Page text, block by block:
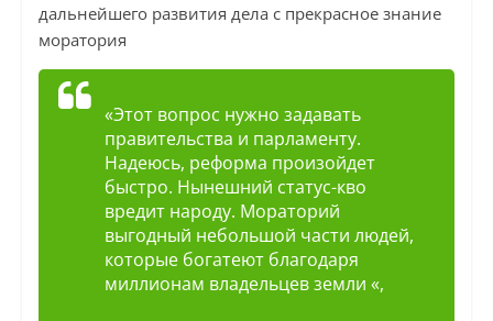
дальнейшего развития дела с прекрасное знание
моратория
«Этот вопрос нужно задавать
правительства и парламенту.
Надеюсь, реформа произойдет
быстро. Нынешний статус-кво
вредит народу. Мораторий
выгодный небольшой части людей,
которые богатеют благодаря
миллионам владельцев земли «,